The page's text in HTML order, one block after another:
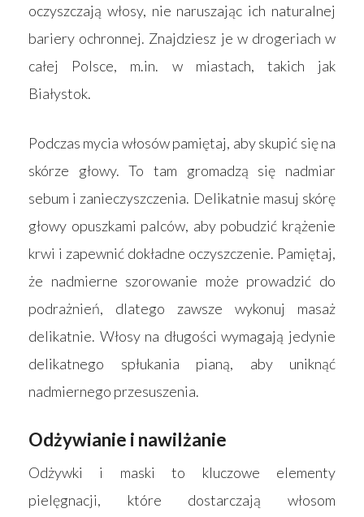
oczyszczają włosy, nie naruszając ich naturalnej
bariery ochronnej. Znajdziesz je w drogeriach w
całej Polsce, m.in. w miastach, takich jak
Białystok.
Podczas mycia włosów pamiętaj, aby skupić się na
skórze głowy. To tam gromadzą się nadmiar
sebum i zanieczyszczenia. Delikatnie masuj skórę
głowy opuszkami palców, aby pobudzić krążenie
krwi i zapewnić dokładne oczyszczenie. Pamiętaj,
że nadmierne szorowanie może prowadzić do
podrażnień, dlatego zawsze wykonuj masaż
delikatnie. Włosy na długości wymagają jedynie
delikatnego spłukania pianą, aby uniknąć
nadmiernego przesuszenia.
Odżywianie i nawilżanie
Odżywki i maski to kluczowe elementy
pielęgnacji, które dostarczają włosom